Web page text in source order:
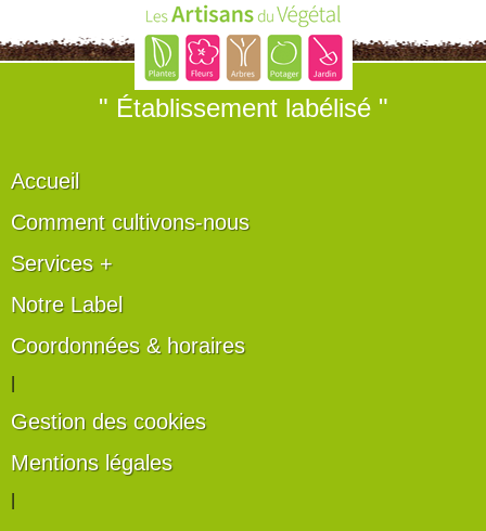
" Établissement labélisé "
Accueil
Comment cultivons-nous
Services +
Notre Label
Coordonnées & horaires
Gestion des cookies
Mentions légales